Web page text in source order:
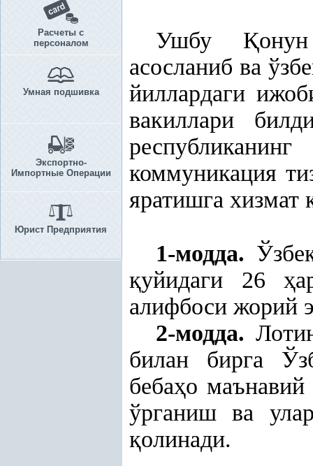
Расчеты с
персоналом
Умная подшивка
Экспортно-
Импортные Операции
Юрист Предприятия
Ушбу Қ
асосланиб ва
йиллардаги
вакиллари
коммуникация
яратишга хизмат
1-модда.
қуйидаги 26 ҳ
алифбоси жорий
2-модда.
билан бирга
бебаҳо маънавий
ўрганиш ва
қолинади.